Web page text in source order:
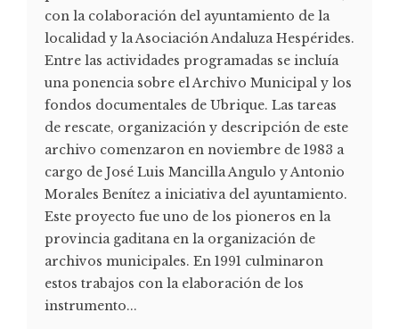
con la colaboración del ayuntamiento de la
localidad y la Asociación Andaluza Hespérides.
Entre las actividades programadas se incluía
una ponencia sobre el Archivo Municipal y los
fondos documentales de Ubrique. Las tareas
de rescate, organización y descripción de este
archivo comenzaron en noviembre de 1983 a
cargo de José Luis Mancilla Angulo y Antonio
Morales Benítez a iniciativa del ayuntamiento.
Este proyecto fue uno de los pioneros en la
provincia gaditana en la organización de
archivos municipales. En 1991 culminaron
estos trabajos con la elaboración de los
instrumento...